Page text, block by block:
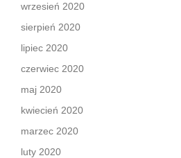
wrzesień 2020
sierpień 2020
lipiec 2020
czerwiec 2020
maj 2020
kwiecień 2020
marzec 2020
luty 2020